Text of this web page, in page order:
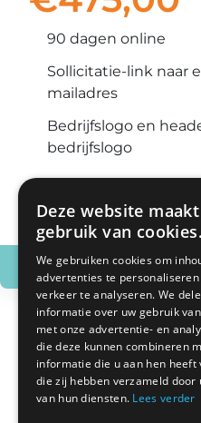
90 dagen online
Sollicitatie-link naar
mailadres
Bedrijfslogo en
bedrijfslogo
kies
Deze website maakt
gebruik van cookies.
We gebruiken cookies om
advertenties te
verkeer te analyseren. We
informatie over uw gebruik
met onze advertentie- en
die deze kunnen combineren
informatie die u aan hen
die zij hebben verzameld door
van hun diensten. Lees verder